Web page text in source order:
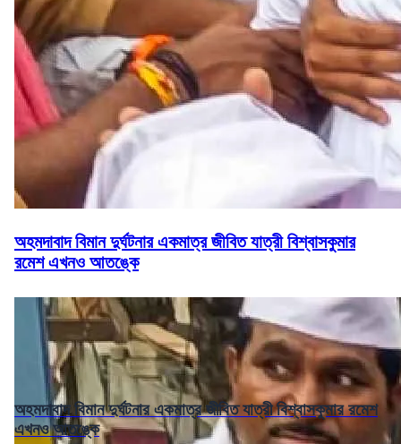
অহমদাবাদ বিমান দুর্ঘটনার একমাত্র জীবিত যাত্রী বিশ্বাসকুমার
রমেশ এখনও আতঙ্কে
অহমদাবাদ বিমান দুর্ঘটনার একমাত্র জীবিত যাত্রী বিশ্বাসকুমার রমেশ
এখনও আতঙ্কে